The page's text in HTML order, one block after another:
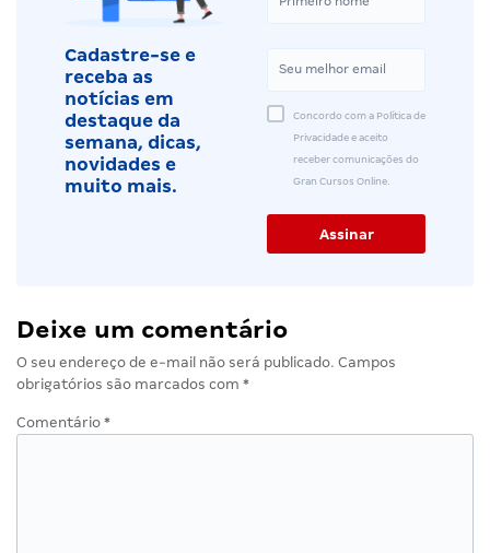
Cadastre-se e
receba as
notícias em
destaque da
semana, dicas,
novidades e
muito mais.
Concordo com a Política de
Privacidade e aceito
receber comunicações do
Gran Cursos Online.
Deixe um comentário
O seu endereço de e-mail não será publicado. Campos
obrigatórios são marcados com *
Comentário *